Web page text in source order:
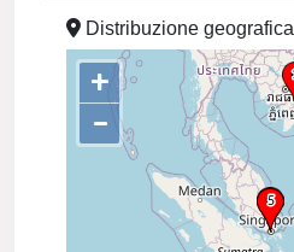
Distribuzione geografica
+
–